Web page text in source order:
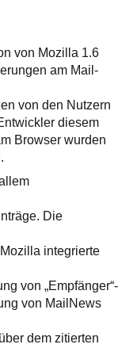
von Mozilla 1.6
am Mail-
von den Nutzern
diesem
Browser wurden
Die
integrierte
von „Empfänger“-
von MailNews
dem zitierten